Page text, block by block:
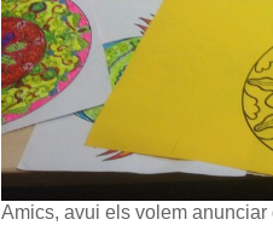
Amics, avui els volem